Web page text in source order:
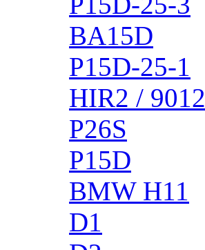
BA15D
P15D-25-1
HIR2 / 9012
P26S
P15D
BMW H11
D1